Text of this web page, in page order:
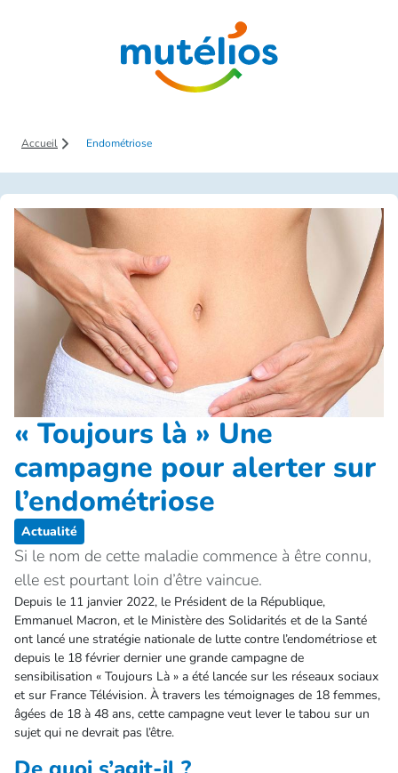
Accueil Endométriose
« Toujours là » Une
campagne pour alerter sur
l’endométriose
Actualité
Si le nom de cette maladie commence à être connu,
elle est pourtant loin d’être vaincue.
Depuis le 11 janvier 2022, le Président de la République,
Emmanuel Macron, et le Ministère des Solidarités et de la Santé
ont lancé une stratégie nationale de lutte contre l’endométriose et
depuis le 18 février dernier une grande campagne de
sensibilisation « Toujours Là » a été lancée sur les réseaux sociaux
et sur France Télévision. À travers les témoignages de 18 femmes,
âgées de 18 à 48 ans, cette campagne veut lever le tabou sur un
sujet qui ne devrait pas l’être.